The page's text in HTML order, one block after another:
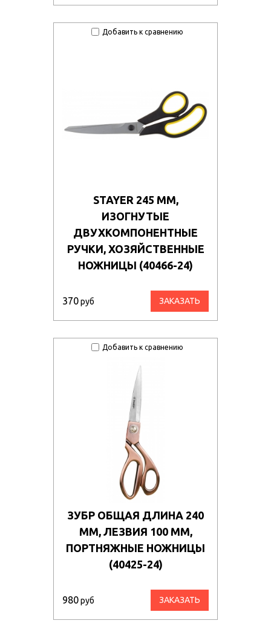
Добавить к сравнению
STAYER 245 ММ,
ИЗОГНУТЫЕ
ДВУХКОМПОНЕНТНЫЕ
РУЧКИ, ХОЗЯЙСТВЕННЫЕ
НОЖНИЦЫ (40466-24)
370руб ЗАКАЗАТЬ
Добавить к сравнению
ЗУБР ОБЩАЯ ДЛИНА 240
ММ, ЛЕЗВИЯ 100 ММ,
ПОРТНЯЖНЫЕ НОЖНИЦЫ
(40425-24)
980руб ЗАКАЗАТЬ